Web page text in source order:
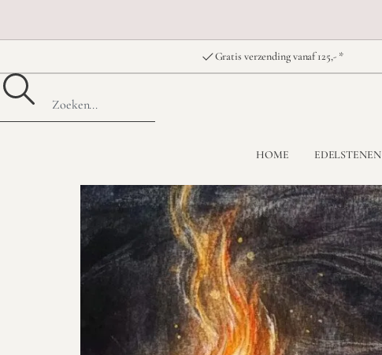
Gratis verzending vanaf 125,- *
HOME EDELSTENEN